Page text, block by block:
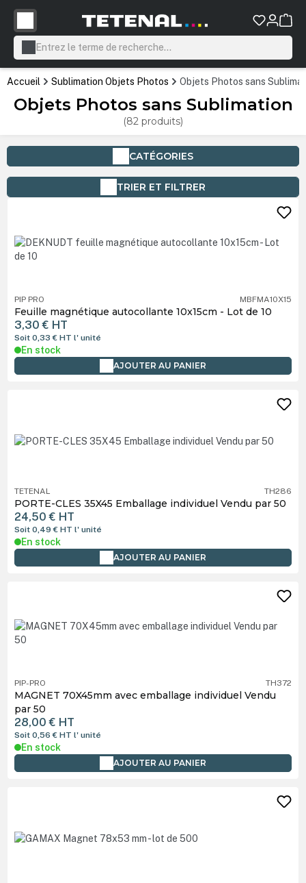
principal
Accueil Sublimation Objets Photos Objets Photos sans
Objets Photos sans Sublimation
(82 produits)
CATÉGORIES
TRIER ET FILTRER
PIP PRO MBFMA10X15
Feuille magnétique autocollante 10x15cm - Lot de 10
3,30 € HT
Soit 0,33 €HTl' unité
En stock
AJOUTER AU PANIER
TETENAL TH286
PORTE-CLES 35X45 Emballage individuel Vendu par 50
24,50 € HT
Soit 0,49 €HTl' unité
En stock
AJOUTER AU PANIER
PIP-PRO TH372
MAGNET 70X45mm avec emballage individuel Vendu
par 50
28,00 € HT
Soit 0,56 €HTl' unité
En stock
AJOUTER AU PANIER